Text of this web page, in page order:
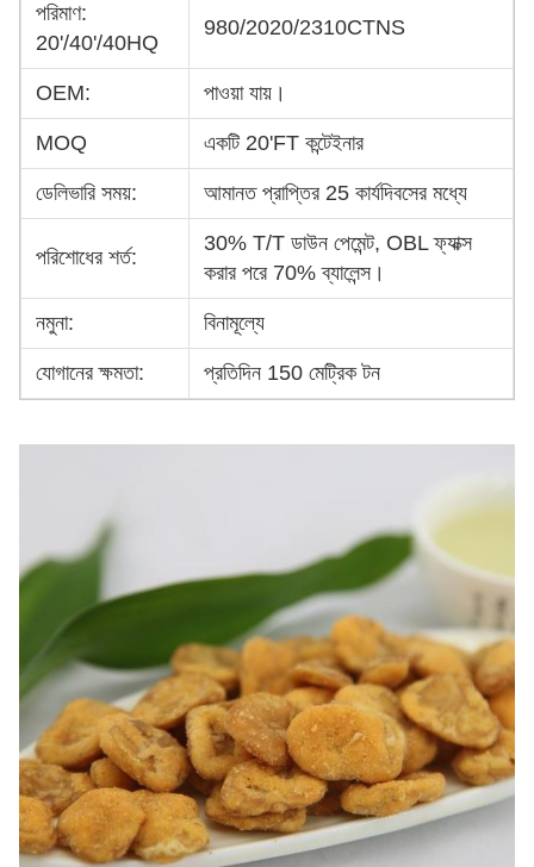
পরিমাণ:
20'/40'/40HQ
980/2020/2310CTNS
OEM: পাওয়া যায়।
MOQ একটি 20'FT কন্টেইনার
ডেলিভারি সময়: আমানত প্রাপ্তির 25 কার্যদিবসের মধ্যে
পরিশোধের শর্ত:
30% T/T ডাউন পেমেন্ট, OBL ফ্যাক্স
করার পরে 70% ব্যালেন্স।
নমুনা: বিনামূল্যে
যোগানের ক্ষমতা: প্রতিদিন 150 মেট্রিক টন